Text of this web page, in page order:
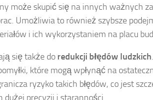
może skupić się na innych ważnych
Umożliwia to również szybsze
i ich wykorzystaniem na placu
się także do redukcji błędów ludzkich
które mogą wpłynąć na
ryzyko takich błędów, co jest
precyzji i staranności.